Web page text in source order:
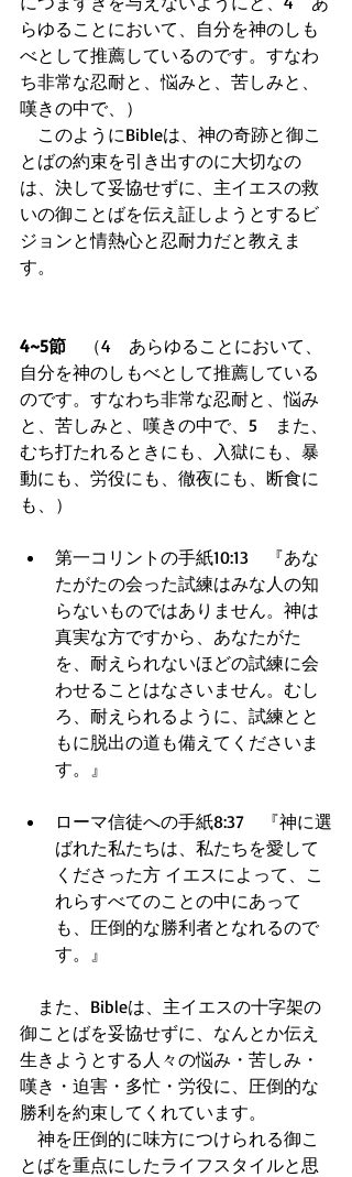
らゆることにおいて、自分を神のしも
べとして推薦しているのです。すなわ
ち非常な忍耐と、悩みと、苦しみと、
嘆きの中で、）
このようにBibleは、神の奇跡と御こ
とばの約束を引き出すのに大切なの
は、決して妥協せずに、主イエスの救
いの御ことばを伝え証しようとするビ
ジョンと情熱心と忍耐力だと教えま
す。
4~5節
（4　あらゆることにおいて、
自分を神のしもべとして推薦している
のです。すなわち非常な忍耐と、悩み
と、苦しみと、嘆きの中で、5　また、
むち打たれるときにも、入獄にも、暴
動にも、労役にも、徹夜にも、断食に
も、）
第一コリントの手紙10:13　『あな
たがたの会った試練はみな人の知
らないものではありません。神は
真実な方ですから、あなたがた
を、耐えられないほどの試練に会
わせることはなさいません。むし
ろ、耐えられるように、試練とと
もに脱出の道も備えてくださいま
す。』
ローマ信徒への手紙8:37　『神に選
ばれた私たちは、私たちを愛して
くださった方 イエスによって、こ
れらすべてのことの中にあって
も、圧倒的な勝利者となれるので
す。』
また、Bibleは、主イエスの十字架の
御ことばを妥協せずに、なんとか伝え
生きようとする人々の悩み・苦しみ・
嘆き・迫害・多忙・労役に、圧倒的な
勝利を約束してくれています。
神を圧倒的に味方につけられる御こ
とばを重点にしたライフスタイルと思